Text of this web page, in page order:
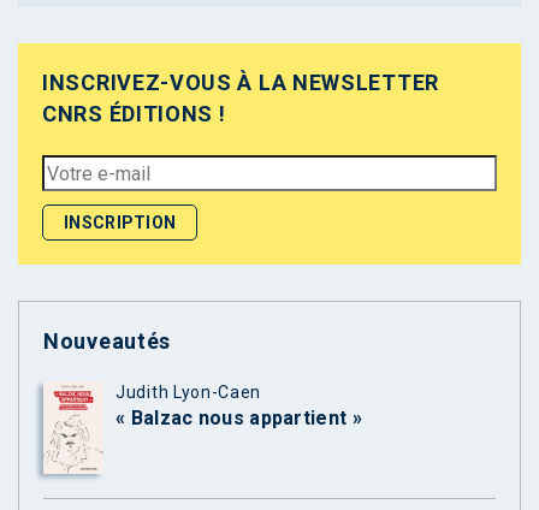
INSCRIVEZ-VOUS À LA NEWSLETTER
CNRS ÉDITIONS !
Nouveautés
Judith Lyon-Caen
« Balzac nous appartient »